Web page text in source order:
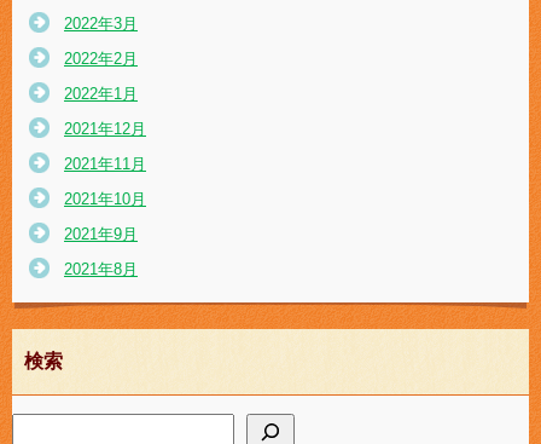
2022年3月
2022年2月
2022年1月
2021年12月
2021年11月
2021年10月
2021年9月
2021年8月
検索